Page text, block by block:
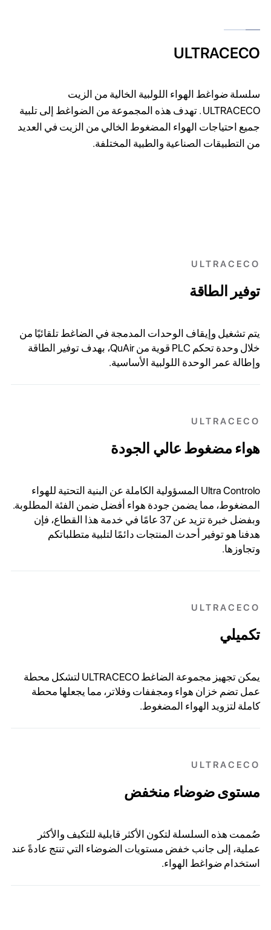
ULTRACECO
سلسلة ضواغط الهواء اللولبية الخالية من الزيت
ULTRACECO . تهدف هذه المجموعة من الضواغط إلى تلبية
جميع احتياجات الهواء المضغوط الخالي من الزيت في العديد
من التطبيقات الصناعية والطبية المختلفة.
ULTRACECO
توفير الطاقة
يتم تشغيل وإيقاف الوحدات المدمجة في الضاغط تلقائيًا من
خلال وحدة تحكم PLC قوية من QuAir، بهدف توفير الطاقة
وإطالة عمر الوحدة اللولبية الأساسية.
ULTRACECO
هواء مضغوط عالي الجودة
Ultra Controlo المسؤولية الكاملة عن البنية التحتية للهواء
المضغوط، مما يضمن جودة هواء أفضل ضمن الفئة المطلوبة.
وبفضل خبرة تزيد عن 37 عامًا في خدمة هذا القطاع، فإن
هدفنا هو توفير أحدث المنتجات دائمًا لتلبية متطلباتكم
وتجاوزها.
ULTRACECO
تكميلي
يمكن تجهيز مجموعة الضاغط ULTRACECO لتشكل محطة
عمل تضم خزان هواء ومجففات وفلاتر، مما يجعلها محطة
كاملة لتزويد الهواء المضغوط.
ULTRACECO
مستوى ضوضاء منخفض
صُممت هذه السلسلة لتكون الأكثر قابلية للتكيف والأكثر
عملية، إلى جانب خفض مستويات الضوضاء التي تنتج عادةً عند
استخدام ضواغط الهواء.